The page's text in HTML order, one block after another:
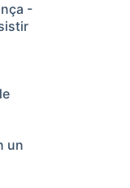
-
un